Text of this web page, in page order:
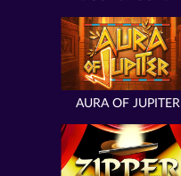
AURA OF JUPITER